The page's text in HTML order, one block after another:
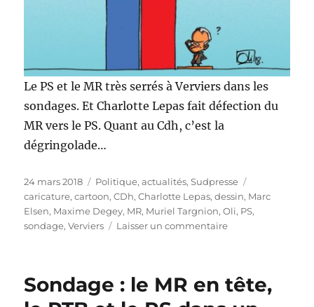
Le PS et le MR très serrés à Verviers dans les
sondages. Et Charlotte Lepas fait défection du
MR vers le PS. Quant au Cdh, c’est la
dégringolade…
Publié
le
24 mars 2018 Catégories
Politique, actualités,Sudpresse
caricature,cartoon,CDh,Charlotte Lepas,dessin, Marc
Elsen, Maxime Degey, MR, Muriel Targnion,Oli, PS,
sondage,Verviers Laisser un commentairesur
et
Sondage : le MR en tête,